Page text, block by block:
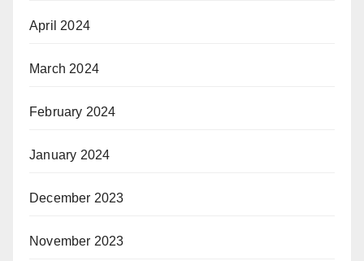
April 2024
March 2024
February 2024
January 2024
December 2023
November 2023